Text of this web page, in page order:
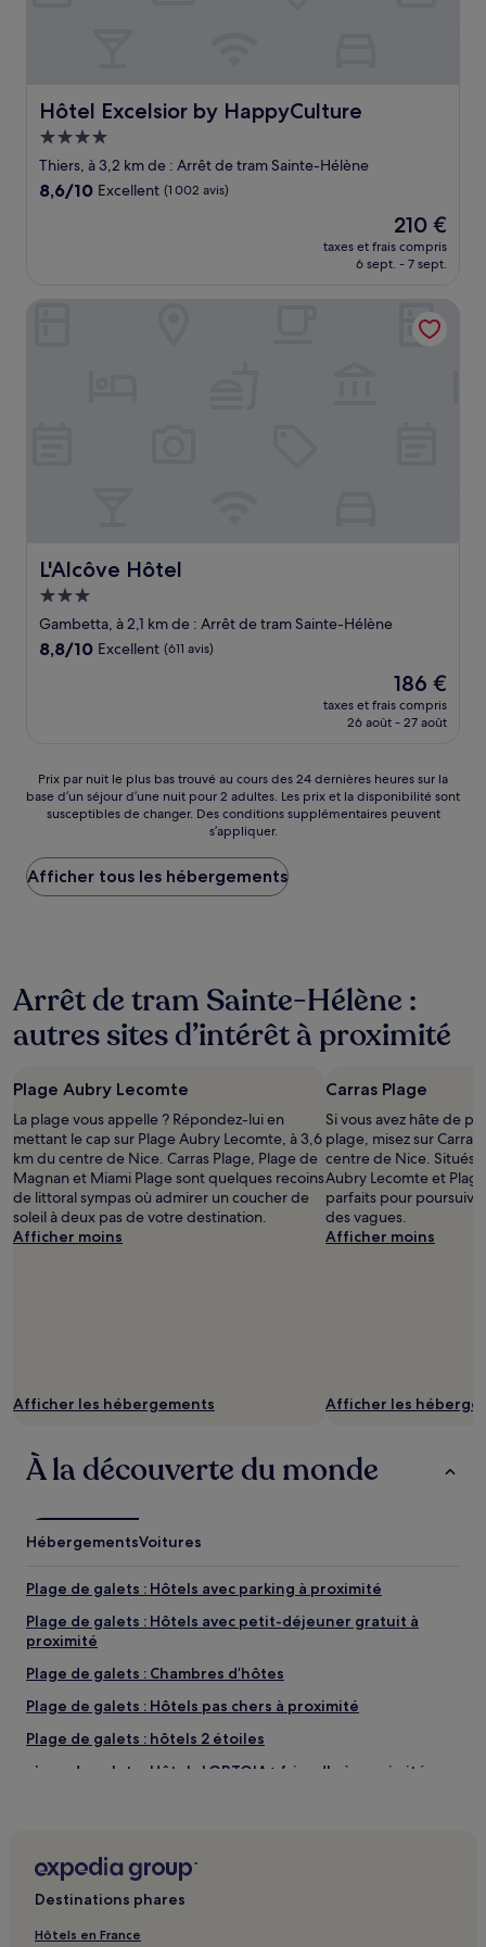
Hôtel Excelsior by HappyCulture
Hôtel Excelsior by HappyCulture
Hébergement
4.0 étoiles
Thiers, à 3,2 km de : Arrêt de tram Sainte-Hélène
8.6
8,6/10 Excellent (1 002 avis)
Le
nouveau
prix
de
210 €
210 €
taxes et frais compris
6 sept. - 7 sept.
L'Alcôve Hôtel
L'Alcôve Hôtel
Hébergement
3.0 étoiles
Gambetta, à 2,1 km de : Arrêt de tram Sainte-Hélène
8.8
8,8/10 Excellent (611 avis)
Le
nouveau
prix
186 €
186 €
taxes et frais compris
26 août - 27 août
Prix
par
nuit
plus
bas
trouvé
heures
sur
la
séjour
d’une
nuit
pour
2 adultes.
Les
prix
et
la
supplémentaires
Prix par nuit le plus bas trouvé au cours des 24 dernières heures sur la
base d’un séjour d’une nuit pour 2 adultes. Les prix et la disponibilité sont
susceptibles de changer. Des conditions supplémentaires peuvent
s’appliquer.
Afficher tous les hébergements
Arrêt de tram Sainte-Hélène :
autres sites d’intérêt à proximité
Plage Aubry Lecomte
La plage vous appelle ? Répondez-lui en
mettant le cap sur Plage Aubry Lecomte, à 3,6
km du centre de Nice. Carras Plage, Plage de
Magnan et Miami Plage sont quelques recoins
de littoral sympas où admirer un coucher de
soleil à deux pas de votre destination.
Afficher moins
Afficher les hébergements
Carras Plage
Si vous avez hâte de
plage, misez sur Carras
centre de Nice. Situés
Aubry Lecomte et
parfaits pour
des vagues.
Afficher moins
Afficher les
À la découverte du monde
HébergementsVoitures
Plage de galets : Hôtels avec parking à proximité
Plage de galets : Hôtels avec petit-déjeuner gratuit à
proximité
Plage de galets : Chambres d’hôtes
Plage de galets : Hôtels pas chers à proximité
Plage de galets : hôtels 2 étoiles
Plage de galets : Hôtels LGBTQIA+ friendly à proximité
Plage bleue : Hôtels avec parking à proximité
Plage bleue : Hôtels avec cuisine à proximité
Plage bleue : Auberges de jeunesse
Destinations phares
Hôtels en France